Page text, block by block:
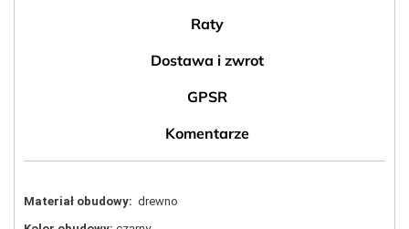
Raty
Dostawa i zwrot
GPSR
Komentarze
Materiał obudowy: drewno